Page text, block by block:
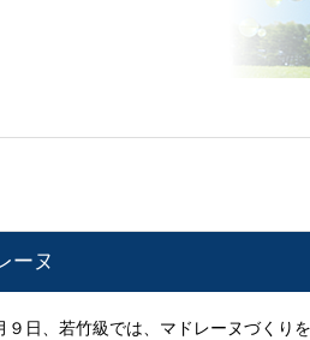
ーヌ
９日、若竹級では、マドレーヌづくり